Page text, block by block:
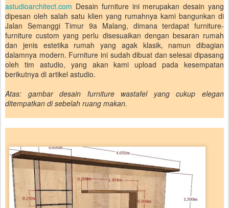
astudioarchitect.com Desain furniture ini merupakan desain yang
dipesan oleh salah satu klien yang rumahnya kami bangunkan di
Jalan Semanggi Timur 9a Malang, dimana terdapat furniture-
furniture custom yang perlu disesuaikan dengan besaran rumah
dan jenis estetika rumah yang agak klasik, namun dibagian
dalamnya modern. Furniture ini sudah dibuat dan selesai dipasang
oleh tim astudio, yang akan kami upload pada kesempatan
berikutnya di artikel astudio.
Atas: gambar desain furniture wastafel yang cukup elegan
ditempatkan di sebelah ruang makan.